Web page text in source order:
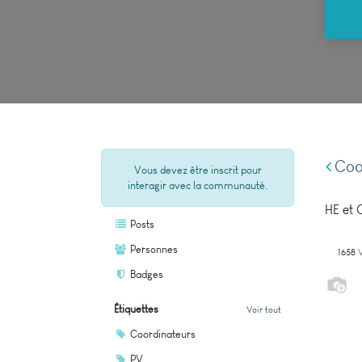
Vous devez être inscrit pour
interagir avec la communauté.
Posts
Personnes
Badges
Étiquettes Voir tout
Coordinateurs
PV
HE et
1658